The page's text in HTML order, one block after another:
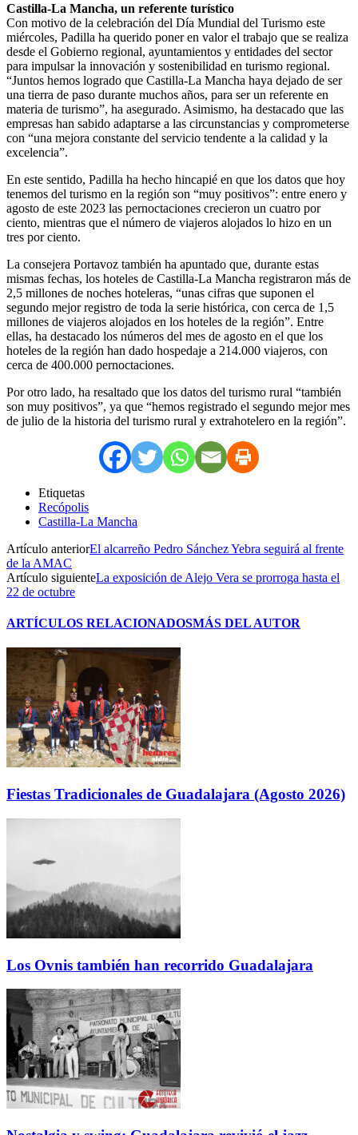
Castilla-La Mancha, un referente turístico
Con motivo de la celebración del Día Mundial del Turismo este
miércoles, Padilla ha querido poner en valor el trabajo que se realiza
desde el Gobierno regional, ayuntamientos y entidades del sector
para impulsar la innovación y sostenibilidad en turismo regional.
“Juntos hemos logrado que Castilla-La Mancha haya dejado de ser
una tierra de paso durante muchos años, para ser un referente en
materia de turismo”, ha asegurado. Asimismo, ha destacado que las
empresas han sabido adaptarse a las circunstancias y comprometerse
con “una mejora constante del servicio tendente a la calidad y la
excelencia”.
En este sentido, Padilla ha hecho hincapié en que los datos que hoy
tenemos del turismo en la región son “muy positivos”: entre enero y
agosto de este 2023 las pernoctaciones crecieron un cuatro por
ciento, mientras que el número de viajeros alojados lo hizo en un
tres por ciento.
La consejera Portavoz también ha apuntado que, durante estas
mismas fechas, los hoteles de Castilla-La Mancha registraron más de
2,5 millones de noches hoteleras, “unas cifras que suponen el
segundo mejor registro de toda la serie histórica, con cerca de 1,5
millones de viajeros alojados en los hoteles de la región”. Entre
ellas, ha destacado los números del mes de agosto en el que los
hoteles de la región han dado hospedaje a 214.000 viajeros, con
cerca de 400.000 pernoctaciones.
Por otro lado, ha resaltado que los datos del turismo rural “también
son muy positivos”, ya que “hemos registrado el segundo mejor mes
de julio de la historia del turismo rural y extrahotelero en la región”.
Etiquetas
Recópolis
Castilla-La Mancha
Artículo anteriorEl alcarreño Pedro Sánchez Yebra seguirá al frente
de la AMAC
Artículo siguienteLa exposición de Alejo Vera se prorroga hasta el
22 de octubre
ARTÍCULOS RELACIONADOSMÁS DEL AUTOR
Fiestas Tradicionales de Guadalajara (Agosto 2026)
Los Ovnis también han recorrido Guadalajara